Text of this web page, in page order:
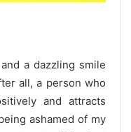
a dazzling smile
all, a person who
and attracts
ashamed of my